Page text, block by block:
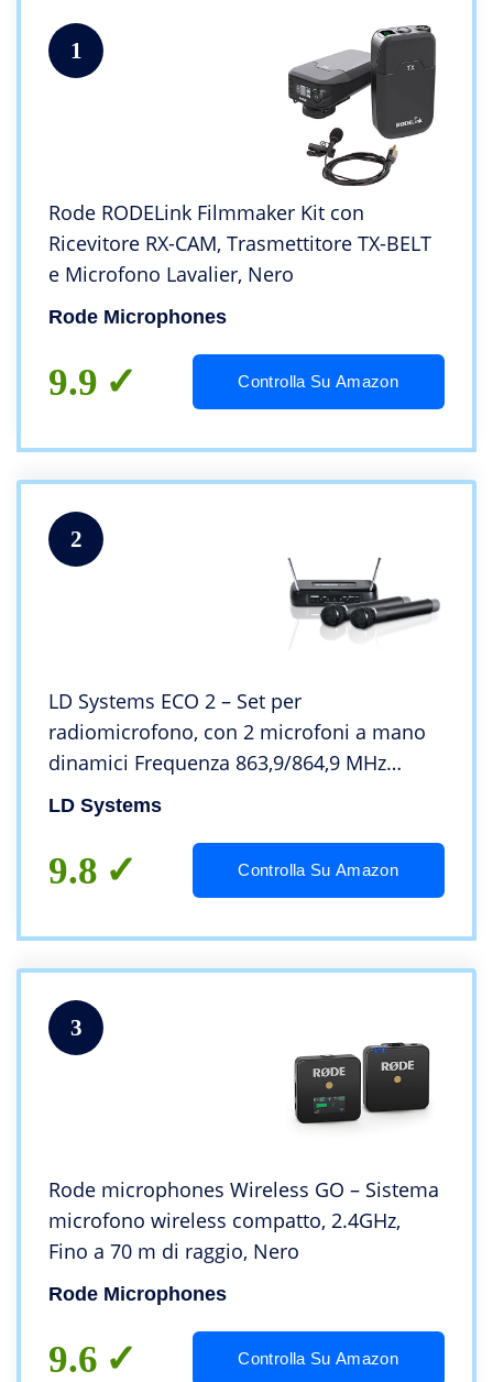
1
Rode RODELink Filmmaker Kit con
Ricevitore RX-CAM, Trasmettitore TX-BELT
e Microfono Lavalier, Nero
Rode Microphones
9.9 Controlla Su Amazon
2
LD Systems ECO 2 – Set per
radiomicrofono, con 2 microfoni a mano
dinamici Frequenza 863,9/864,9 MHz
Taglia unica
LD Systems
9.8 Controlla Su Amazon
3
Rode microphones Wireless GO – Sistema
microfono wireless compatto, 2.4GHz,
Fino a 70 m di raggio, Nero
Rode Microphones
9.6 Controlla Su Amazon